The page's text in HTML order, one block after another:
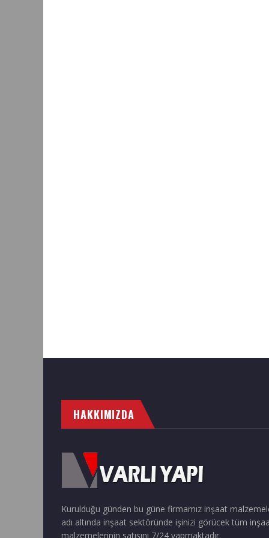
HAKKIMIZDA
Kurulduğu günden bu güne firmamız inşaat
adı altında inşaat sektöründe işinizi görücek tüm
malzemelerinin satışını 7/24 yapmaktadır.